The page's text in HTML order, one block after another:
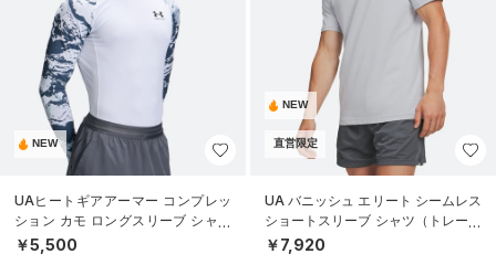
NEW
UAヒートギアアーマー コンプレッ
ション カモ ロングスリーブ シャツ
（トレーニング/MEN）
￥5,500
NEW
直営限定
UA バニッシュ エリート シームレス
ショートスリーブ シャツ（トレーニ
ング/MEN）
￥7,920